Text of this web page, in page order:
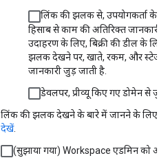
लिंक की झलक से, उपयोगकर्ता के
हिसाब से काम की अतिरिक्त जानकारी
उदाहरण के लिए, बिक्री की डील के
झलक देखने पर, खाते, रकम, और स्टेज
जानकारी जुड़ जाती है.
डेवलपर, प्रीव्यू किए गए डोमेन से
लिंक की झलक देखने के बारे में जानने के लिए,
देखें.
(सुझाया गया) Workspace एडमिन को